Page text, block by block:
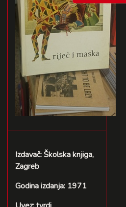
Izdavač: Školska knjiga,
Zagreb
Godina izdanja: 1971